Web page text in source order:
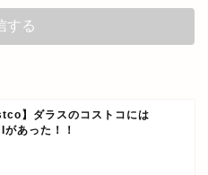
】ダラスのコストコには
あった！！